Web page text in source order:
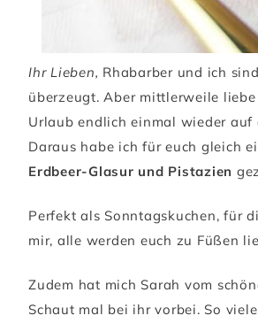
Ihr Lieben, Rhabarber und ich
überzeugt. Aber mittlerweile
Urlaub endlich einmal wieder auf
Daraus habe ich für euch gleich
Erdbeer-Glasur und Pistazien
Perfekt als Sonntagskuchen, für
mir, alle werden euch zu Füßen
Zudem hat mich Sarah vom
Schaut mal bei ihr vorbei. So